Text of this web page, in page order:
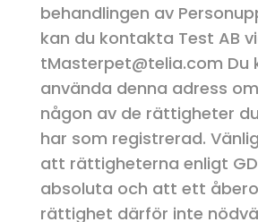
behandlingen av
kan du kontakta Test AB
tMasterpet@telia.com Du
använda denna adress
någon av de rättigheter
har som registrerad.
att rättigheterna enligt
absoluta och att ett
rättighet därför inte